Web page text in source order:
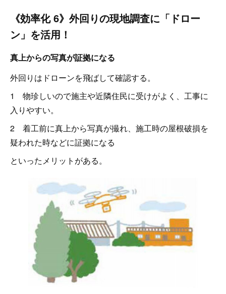
《効率化 6》外回りの現地調査に「ドロー
ン」を活用！
真上からの写真が証拠になる
外回りはドローンを飛ばして確認する。
1 物珍しいので施主や近隣住民に受けがよく、工事に
入りやすい。
2 着工前に真上から写真が撮れ、施工時の屋根破損を
疑われた時などに証拠になる
といったメリットがある。